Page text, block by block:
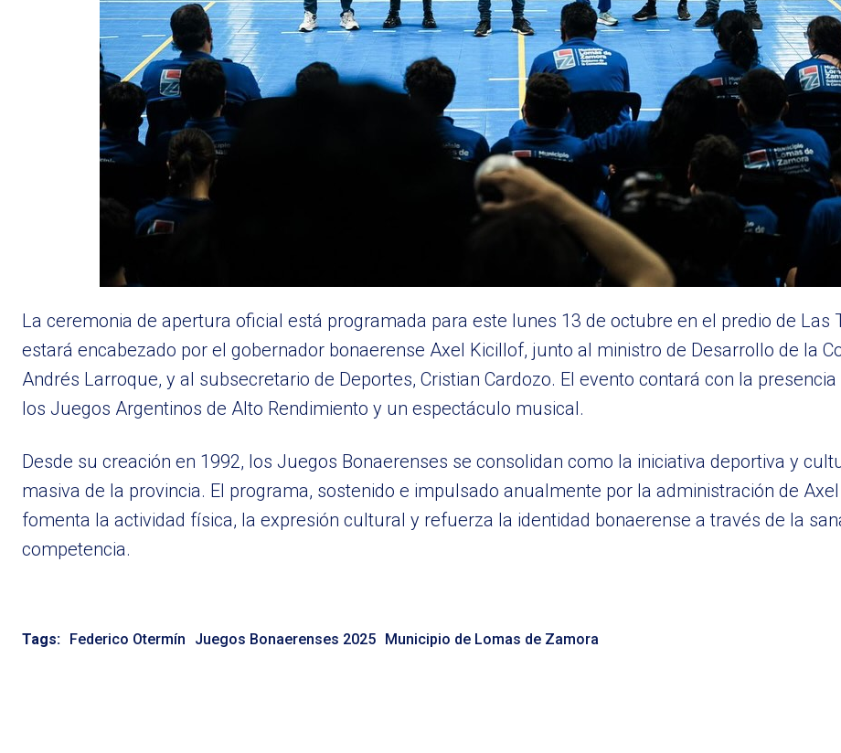
La ceremonia de apertura oficial está programada para este lunes 13 de octubre en el predio de Las
estará encabezado por el gobernador bonaerense Axel Kicillof, junto al ministro de Desarrollo de la
Andrés Larroque, y al subsecretario de Deportes, Cristian Cardozo. El evento contará con la
los Juegos Argentinos de Alto Rendimiento y un espectáculo musical.
Desde su creación en 1992, los Juegos Bonaerenses se consolidan como la iniciativa deportiva y
masiva de la provincia. El programa, sostenido e impulsado anualmente por la administración de
fomenta la actividad física, la expresión cultural y refuerza la identidad bonaerense a través de la
competencia.
Tags: Federico Otermín Juegos Bonaerenses 2025 Municipio de Lomas de Zamora